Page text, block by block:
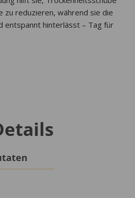
zu reduzieren, während sie die
entspannt hinterlässt – Tag für